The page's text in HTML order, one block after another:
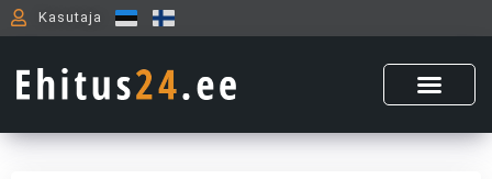
Skip
to
Kasutaja